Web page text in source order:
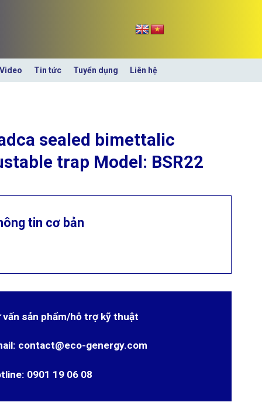
Video Tin tức Tuyển dụng Liên hệ
sealed bimettalic
trap Model: BSR22
tin cơ bản
vấn sản phẩm/hỗ trợ kỹ thuật
contact@eco-genergy.com
0901 19 06 08